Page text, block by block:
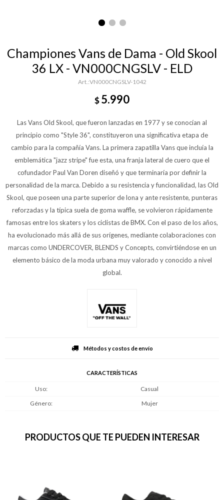
Championes Vans de Dama - Old Skool
36 LX - VN000CNGSLV - ELD
VN000CNGSLV-1042
$5.990
Las Vans Old Skool, que fueron lanzadas en 1977 y se conocían al
principio como "Style 36", constituyeron una significativa etapa de
cambio para la compañía Vans. La primera zapatilla Vans que incluía la
emblemática "jazz stripe" fue esta, una franja lateral de cuero que el
cofundador Paul Van Doren diseñó y que terminaría por definir la
personalidad de la marca. Debido a su resistencia y funcionalidad, las Old
Skool, que poseen una parte superior de lona y ante resistente, punteras
reforzadas y la típica suela de goma waffle, se volvieron rápidamente
famosas entre los skaters y los ciclistas de BMX. Con el paso de los años,
ha evolucionado más allá de sus orígenes, mediante colaboraciones con
marcas como UNDERCOVER, BLENDS y Concepts, convirtiéndose en un
elemento básico de la moda urbana muy valorado y conocido a nivel
global.
Métodos y costos de envío
CARACTERÍSTICAS
Uso
Casual
Género
Mujer
PRODUCTOS QUE TE PUEDEN INTERESAR